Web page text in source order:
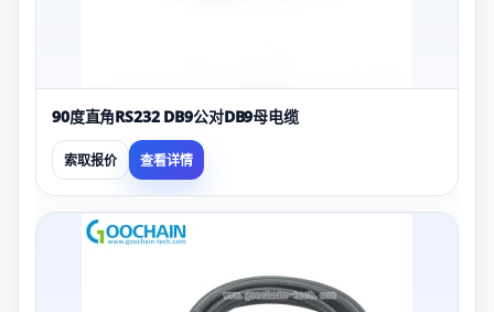
90度直角RS232 DB9公对DB9母电缆
索取报价 查看详情